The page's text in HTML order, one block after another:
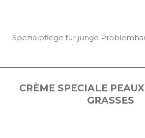
Spezialpflege für junge
CRÈME SPECIALE
GRASSES